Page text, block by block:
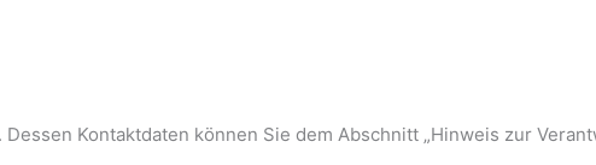
Kontaktdaten können Sie dem Abschnitt „Hinweis zur